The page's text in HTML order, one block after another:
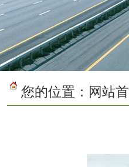
您的位置： 网站